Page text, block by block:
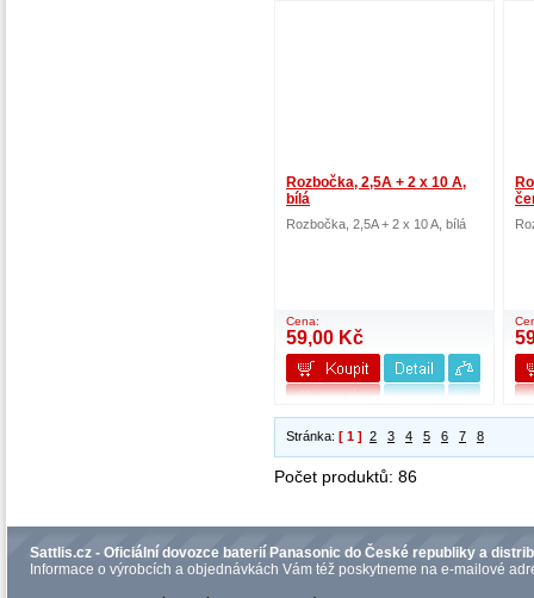
Rozbočka, 2,5A + 2 x 10 A,
bílá
Rozbočka, 2,5A + 2 x 10 A, bílá
Cena:
59,00 Kč
Stránka: [ 1 ] 2 3 4 5 6 7 8
Počet produktů: 86
Sattlis.cz - Oficiální dovozce baterií Panasonic do České republiky a
Informace o výrobcích a objednávkách Vám též poskytneme na e-mailové